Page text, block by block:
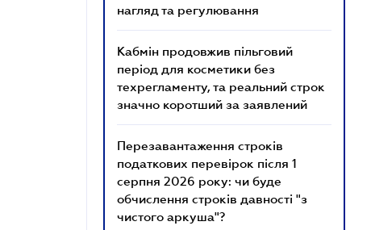
нагляд та регулювання
Кабмін продовжив пільговий
період для косметики без
техрегламенту, та реальний строк
значно коротший за заявлений
Перезавантаження строків
податкових перевірок після 1
серпня 2026 року: чи буде
обчислення строків давності "з
чистого аркуша"?